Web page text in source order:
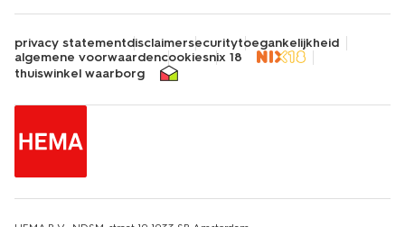
privacy statementdisclaimersecuritytoegankelijkheid
algemene voorwaardencookiesnix 18
thuiswinkel waarborg